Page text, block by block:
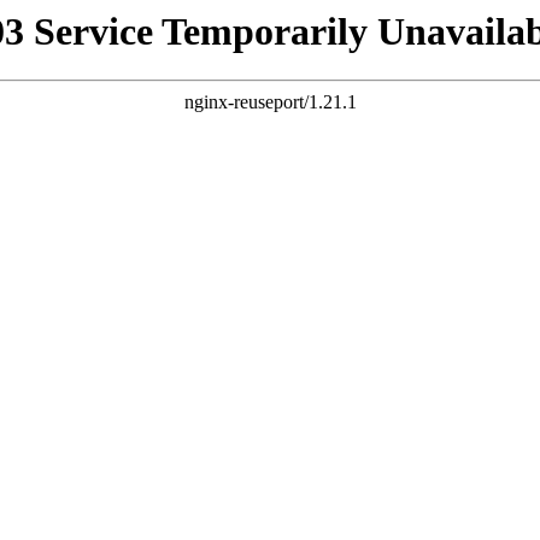
Service Temporarily
nginx-reuseport/1.21.1